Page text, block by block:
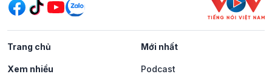
Trang chủ Mới nhất
Xem nhiều Podcast